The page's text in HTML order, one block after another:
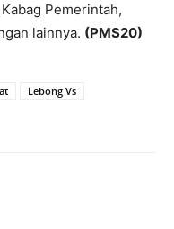
Pemerintah,
lainnya. (PMS20)
Lebong Vs